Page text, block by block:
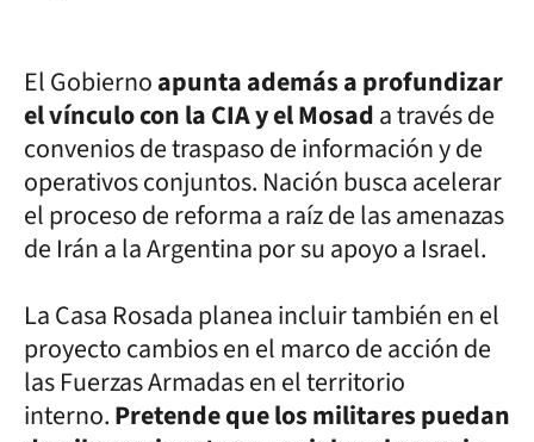
El Gobiernoapunta además a profundizar
el vínculo con la CIA y el Mosada través de
convenios de traspaso de información y de
operativos conjuntos. Nación busca acelerar
el proceso de reforma a raíz de las amenazas
de Irán a la Argentina por su apoyo a Israel.
La Casa Rosada planea incluir también en el
proyecto cambios en el marco de acción de
las Fuerzas Armadas en el territorio
interno.Pretende que los militares puedan